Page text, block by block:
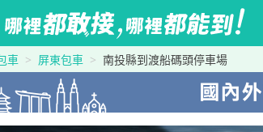
車 屏東包車 南投縣到渡船碼頭停車場